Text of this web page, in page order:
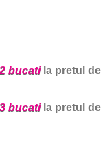
2 bucatila pretul de
3 bucatila pretul de